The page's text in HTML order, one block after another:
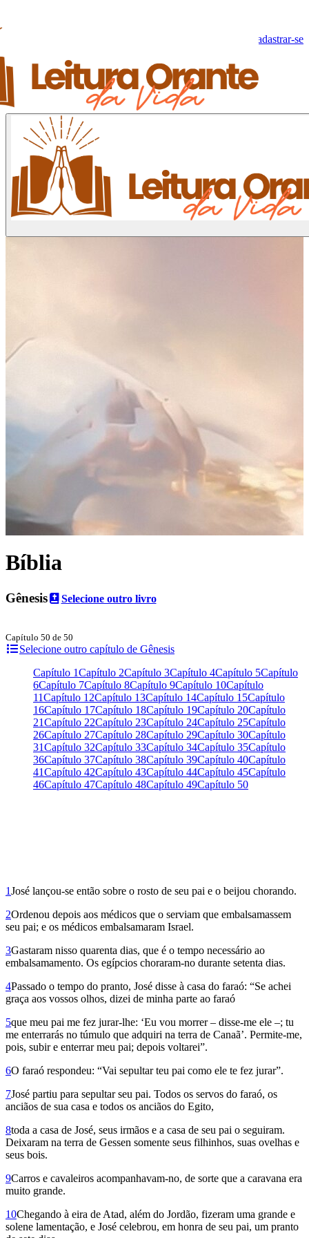
Cadastrar-se
Bíblia
Gênesis Selecione outro livro
Capítulo 50 de 50
Selecione outro capítulo de Gênesis
Capítulo 1Capítulo 2Capítulo 3Capítulo 4Capítulo 5Capítulo
6Capítulo 7Capítulo 8Capítulo 9Capítulo 10Capítulo
11Capítulo 12Capítulo 13Capítulo 14Capítulo 15Capítulo
16Capítulo 17Capítulo 18Capítulo 19Capítulo 20Capítulo
21Capítulo 22Capítulo 23Capítulo 24Capítulo 25Capítulo
26Capítulo 27Capítulo 28Capítulo 29Capítulo 30Capítulo
31Capítulo 32Capítulo 33Capítulo 34Capítulo 35Capítulo
36Capítulo 37Capítulo 38Capítulo 39Capítulo 40Capítulo
41Capítulo 42Capítulo 43Capítulo 44Capítulo 45Capítulo
46Capítulo 47Capítulo 48Capítulo 49Capítulo 50
1José lançou-se então sobre o rosto de seu pai e o beijou cho­rando.
2Ordenou depois aos médicos que o serviam que embalsamassem
seu pai; e os médicos embalsamaram Israel.
3Gastaram nisso quarenta dias, que é o tempo necessário ao
embalsamamento. Os egípcios choraram-no durante setenta dias.
4Passado o tempo do pranto, José disse à casa do faraó: “Se achei
graça aos vossos olhos, dizei de minha parte ao faraó
5que meu pai me fez jurar-lhe: ‘Eu vou morrer – disse-me ele –; tu
me enterrarás no túmulo que adquiri na terra de Canaã’. Permite-me,
pois, subir e enterrar meu pai; depois voltarei”.
6O faraó respondeu: “Vai sepultar teu pai como ele te fez jurar”.
7José partiu para sepultar seu pai. Todos os servos do faraó, os
anciãos de sua casa e todos os anciãos do Egito,
8toda a casa de José, seus irmãos e a casa de seu pai o seguiram.
Deixaram na terra de Gessen somente seus filhinhos, suas ovelhas e
seus bois.
9Carros e cavaleiros acompanhavam-no, de sorte que a caravana era
muito grande.
10Chegando à eira de Atad, além do Jordão, fizeram uma grande e
solene lamentação, e José celebrou, em honra de seu pai, um pranto